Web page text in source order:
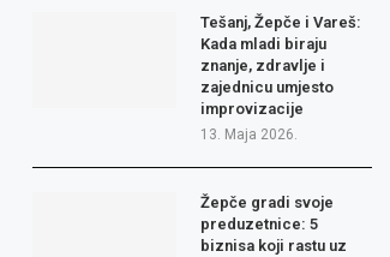
Tešanj, Žepče i Vareš:
Kada mladi biraju
znanje, zdravlje i
zajednicu umjesto
improvizacije
13. Maja 2026.
Žepče gradi svoje
preduzetnice: 5
biznisa koji rastu uz